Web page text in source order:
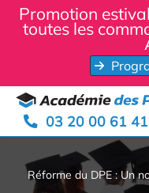
Promotion
toutes les
Aller
contenu
03 20 00 61 41
Réforme du DPE : Un
Panneau de gestion des